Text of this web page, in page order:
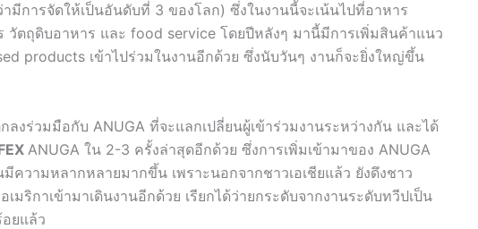
มีการจัดให้เป็นอันดับที่ 3 ของโลก) ซึ่งในงานนี้จะเน้นไปที่อาหาร
วัตถุดิบอาหาร และ food service โดยปีหลังๆ มานี้มีการเพิ่มสินค้าแนว
products เข้าไปร่วมในงานอีกด้วย ซึ่งนับวันๆ งานก็จะยิ่งใหญ่ขึ้น
ลงร่วมมือกับ ANUGA ที่จะแลกเปลี่ยนผู้เข้าร่วมงานระหว่างกัน และได้
ANUGA ใน 2-3 ครั้งล่าสุดอีกด้วย ซึ่งการเพิ่มเข้ามาของ ANUGA
ความหลากหลายมากขึ้น เพราะนอกจากชาวเอเชียแล้ว ยังดึงชาว
มริกาเข้ามาเดินงานอีกด้วย เรียกได้ว่ายกระดับจากงานระดับทวีปเป็น
อยแล้ว